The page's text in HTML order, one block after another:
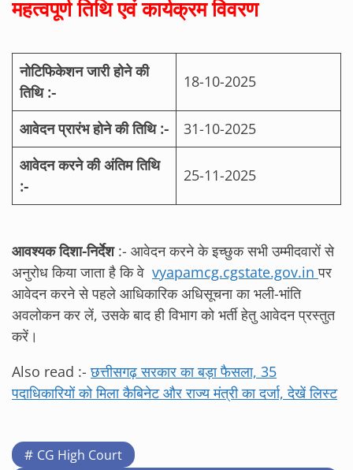
महत्‍वपूर्ण तिथि एवं कार्यक्रम विवरण
नोटिफिकेशन जारी होने की
तिथि :-
18-10-2025
आवेदन प्रारंभ होने की तिथि :-
31-10-2025
आवेदन करने की अंतिम तिथि
:-
25-11-2025
आवश्‍यक दिशा-निर्देश:- आवेदन करने के इच्‍छुक सभी उम्‍मीदवारों से
अनुरोध किया जाता है कि वे vyapamcg.cgstate.gov.inपर
आवेदन करने से पहले आधिकारिक अधिसूचना का भली-भांति
अवलोकन कर लें, उसके बाद ही विभाग को भर्ती हेतु आवेदन प्रस्‍तुत
करें।
Also read :-छत्तीसगढ़ सरकार का बड़ा फैसला, 35
पदाधिकारियों को मिला कैबिनेट और राज्य मंत्री का दर्जा, देखें लिस्ट
CG High Court